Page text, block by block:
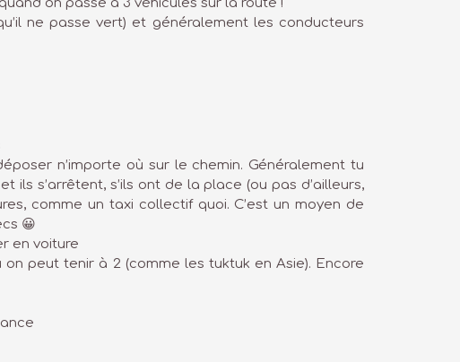
on passe à 3 véhicules sur la route !
ne passe vert) et généralement les conducteurs
n’importe où sur le chemin. Généralement tu
s’arrêtent, s’ils ont de la place (ou pas d’ailleurs,
comme un taxi collectif quoi. C’est un moyen de
😀
en voiture
peut tenir à 2 (comme les tuktuk en Asie). Encore